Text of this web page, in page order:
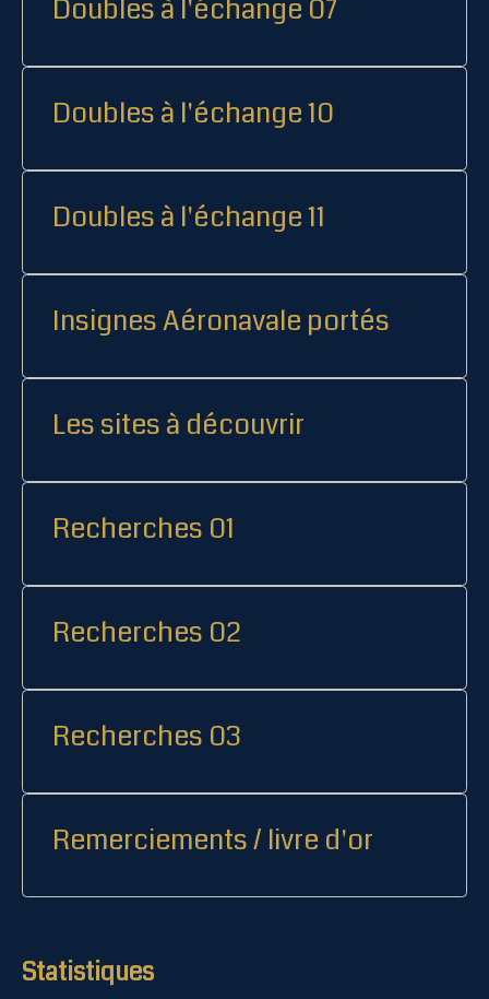
Doubles à l'échange 07
Doubles à l'échange 10
Doubles à l'échange 11
Insignes Aéronavale portés
Les sites à découvrir
Recherches 01
Recherches 02
Recherches 03
Remerciements / livre d'or
Statistiques